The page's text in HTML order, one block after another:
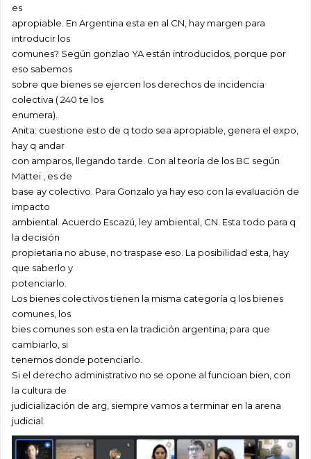
es
apropiable. En Argentina esta en al CN, hay margen para
introducir los
comunes? Según gonzlao YA están introducidos, porque por
eso sabemos
sobre que bienes se ejercen los derechos de incidencia
colectiva ( 240 te los
enumera).
Anita: cuestione esto de q todo sea apropiable, genera el expo,
hay q andar
con amparos, llegando tarde. Con al teoría de los BC según
Mattei , es de
base ay colectivo. Para Gonzalo ya hay eso con la evaluación de
impacto
ambiental. Acuerdo Escazú, ley ambiental, CN. Esta todo para q
la decisión
propietaria no abuse, no traspase eso. La posibilidad esta, hay
que saberlo y
potenciarlo.
Los bienes colectivos tienen la misma categoría q los bienes
comunes, los
bies comunes son esta en la tradición argentina, para que
cambiarlo, si
tenemos donde potenciarlo.
Si el derecho administrativo no se opone al funcioan bien, con
la cultura de
judicialización de arg, siempre vamos a terminar en la arena
judicial.